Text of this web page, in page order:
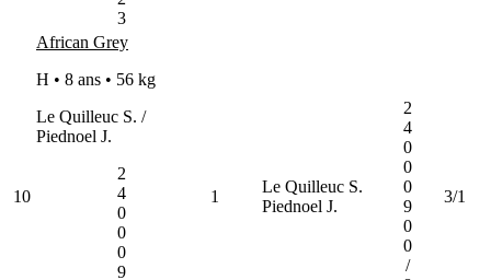
3
10
African Grey
H • 8 ans • 56 kg
Le Quilleuc S. /
Piednoel J.
2
4
0
0
0
9
1
Le Quilleuc S.
Piednoel J.
2
4
0
0
0
9
0
0
/
3/1